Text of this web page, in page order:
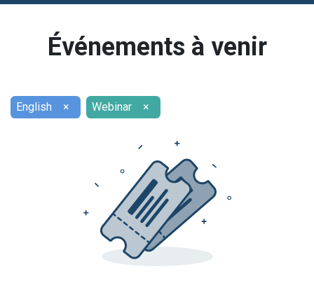
Événements à venir
English × Webinar ×